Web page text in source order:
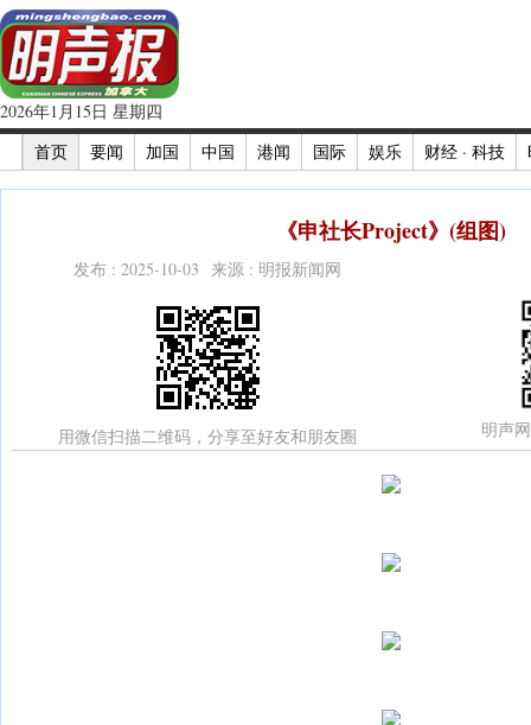
2026年1月15日 星期四
首页
要闻 加国 中国 港闻 国际 娱乐 财经 · 科技
《申社长Project》(组图)
发布 : 2025-10-03 来源 : 明报新闻网
用微信扫描二维码，分享至好友和朋友圈 明声